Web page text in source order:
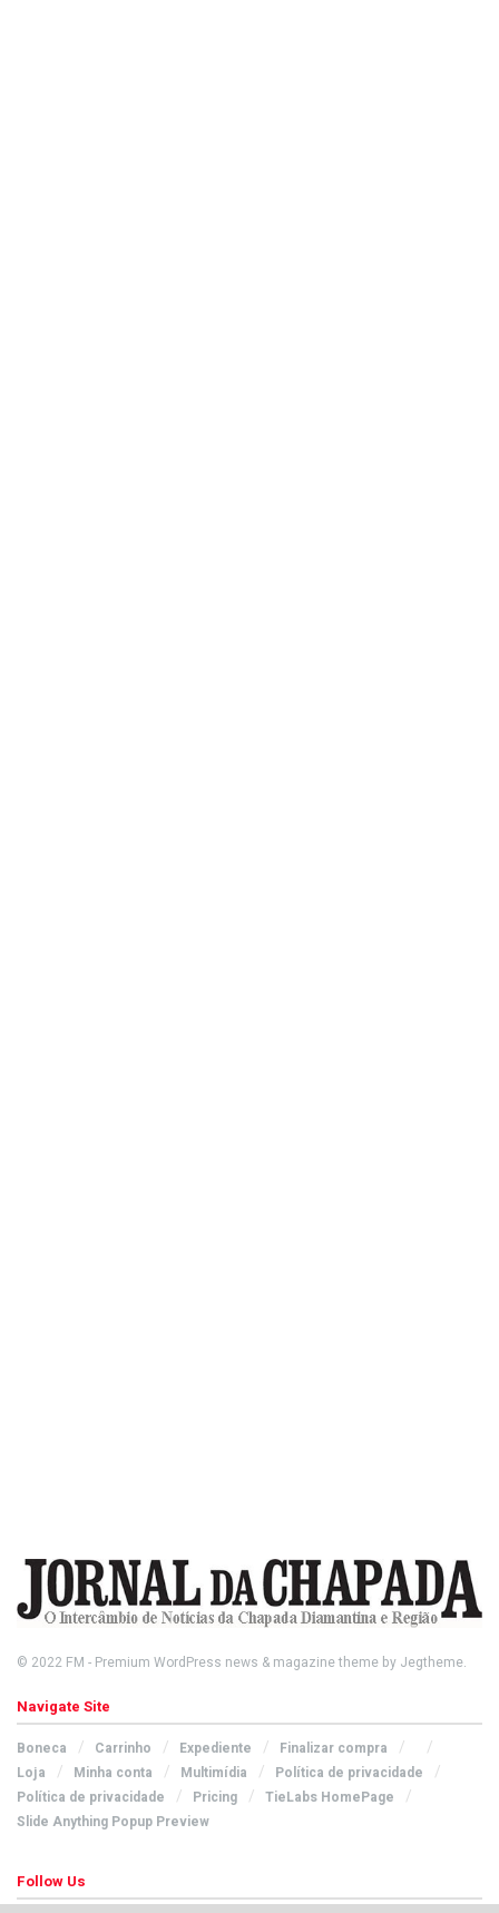
© 2022 FM - Premium WordPress news & magazine theme by Jegtheme.
Navigate Site
Boneca Carrinho Expediente
Finalizar compra
Loja
Minha conta Multimídia
Política de privacidade
Política de privacidade
Pricing
TieLabs HomePage
Slide Anything Popup Preview
Follow Us